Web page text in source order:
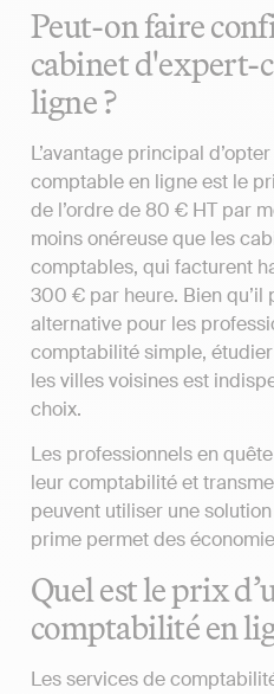
Peut-on faire
cabinet d'expert-
ligne ?
L’avantage principal
comptable en ligne est le
de l’ordre de 80 € HT par
moins onéreuse que les
comptables, qui facturent
300 € par heure. Bien qu’il
alternative pour les
comptabilité simple,
les villes voisines est
choix.
Les professionnels en
leur comptabilité et
peuvent utiliser une
prime permet des
Quel est le prix
comptabilité en
Les services de